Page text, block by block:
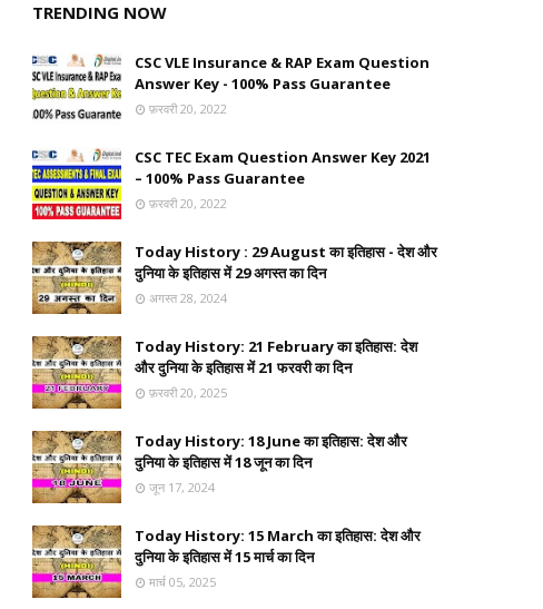
TRENDING NOW
CSC VLE Insurance & RAP Exam Question
Answer Key - 100% Pass Guarantee
फ़रवरी 20, 2022
CSC TEC Exam Question Answer Key 2021
– 100% Pass Guarantee
फ़रवरी 20, 2022
Today History : 29 August का इतिहास - देश और
दुनिया के इतिहास में 29 अगस्त का दिन
अगस्त 28, 2024
Today History: 21 February का इतिहास: देश
और दुनिया के इतिहास में 21 फरवरी का दिन
फ़रवरी 20, 2025
Today History: 18 June का इतिहास: देश और
दुनिया के इतिहास में 18 जून का दिन
जून 17, 2024
Today History: 15 March का इतिहास: देश और
दुनिया के इतिहास में 15 मार्च का दिन
मार्च 05, 2025